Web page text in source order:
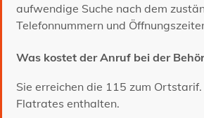
aufwendige Suche nach dem
Telefonnummern und
Was kostet der Anruf bei der
Sie erreichen die 115 zum
Flatrates enthalten.